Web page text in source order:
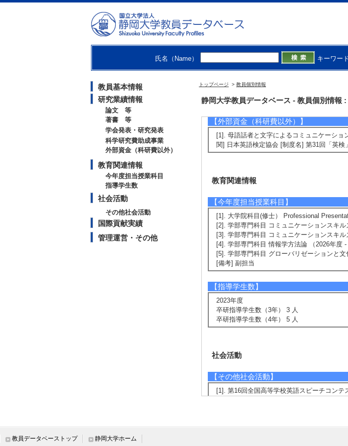
氏名（Name） キーワー
教員基本情報
研究業績情報
論文 等
著書 等
学会発表・研究発表
科学研究費助成事業
外部資金（科研費以外）
教育関連情報
今年度担当授業科目
指導学生数
社会活動
その他社会活動
国際貢献実績
管理運営・その他
トップページ > 教員個別情報
静岡大学教員データベース - 教員個別情報
【科学研究費助成事業】
[1]. Emoji（絵文字）を活用した多様な韻律
[2]. 仮想現実を用いた語学学習におけるス
[4]. オンライン言語学習におけるタスク活動
【外部資金（科研費以外）】
[1]. 母語話者と文字によるコミュニケーシ
関] 日本英語検定協会 [制度名] 第31回「英
教育関連情報
【今年度担当授業科目】
[1]. 大学院科目(修士） Professional
[2]. 学部専門科目 コミュニケーションスキ
[3]. 学部専門科目 コミュニケーションスキル
[4]. 学部専門科目 情報学方法論 （2026年度
[5]. 学部専門科目 グローバリゼーションと
[備考] 副担当
【指導学生数】
2023年度
卒研指導学生数（3年） 3 人
卒研指導学生数（4年） 5 人
社会活動
【その他社会活動】
[1]. 第16回全国高等学校英語スピーチコン
国際貢献実績
教員データベーストップ 静岡大学ホーム